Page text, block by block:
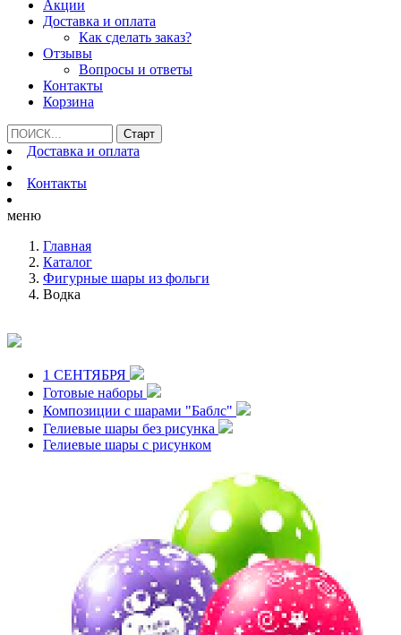
Акции
Доставка и оплата
Как сделать заказ?
Отзывы
Вопросы и ответы
Контакты
Корзина
Доставка и оплата
Контакты
меню
Главная
Каталог
Фигурные шары из фольги
Водка
1 СЕНТЯБРЯ
Готовые наборы
Композиции с шарами "Баблс"
Гелиевые шары без рисунка
Гелиевые шары с рисунком